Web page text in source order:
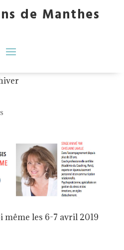
de Manthes
même les 6-7 avril 2019